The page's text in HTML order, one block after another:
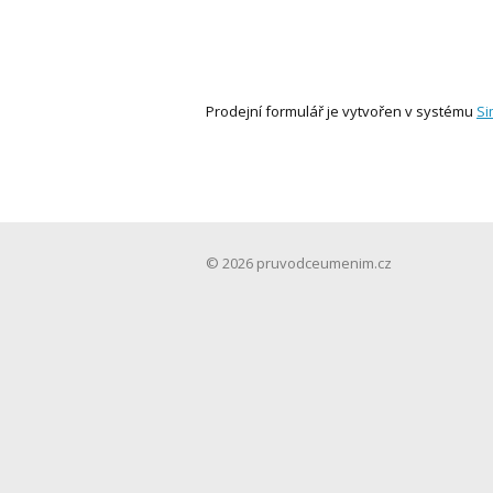
Prodejní formulář je vytvořen v systému
© 2026 pruvodceumenim.cz